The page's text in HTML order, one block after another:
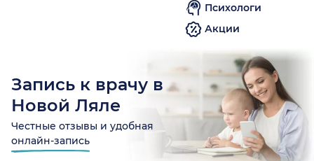
Психологи
Акции
Запись к врачу в
Новой Ляле
Честные отзывы и удобная
онлайн-запись